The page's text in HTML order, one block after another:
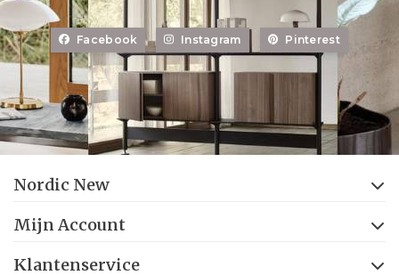
Facebook Instagram Pinterest
Nordic New
Mijn Account
Klantenservice